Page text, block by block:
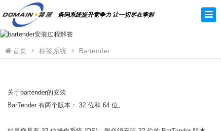
条码系统提升竞争力 让一切尽在掌握
首页 标签系统 Bartender
关于bartender的安装
BarTender 有两个版本： 32 位和 64 位。